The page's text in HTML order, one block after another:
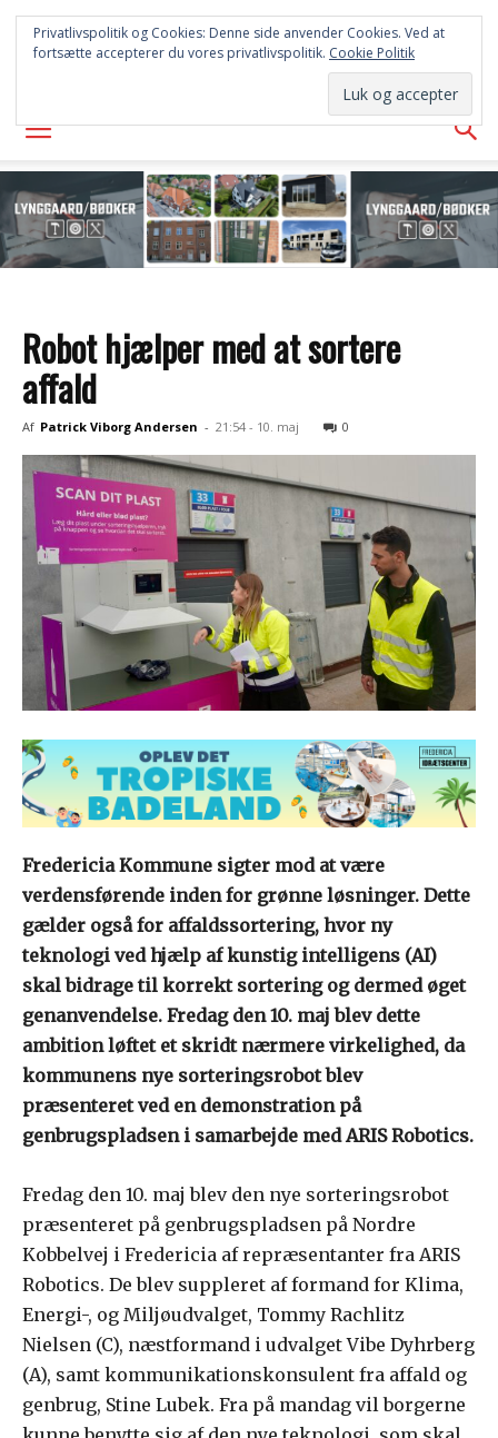
FREDERICIA
AVISEN
Robot hjælper med at sortere
affald
Af Patrick Viborg Andersen - 21:54 - 10. maj 0
Fredericia Kommune sigter mod at være
verdensførende inden for grønne løsninger. Dette
gælder også for affaldssortering, hvor ny
teknologi ved hjælp af kunstig intelligens (AI)
skal bidrage til korrekt sortering og dermed øget
genanvendelse. Fredag den 10. maj blev dette
ambition løftet et skridt nærmere virkelighed, da
kommunens nye sorteringsrobot blev
præsenteret ved en demonstration på
genbrugspladsen i samarbejde med ARIS Robotics.
Fredag den 10. maj blev den nye sorteringsrobot
præsenteret på genbrugspladsen på Nordre
Kobbelvej i Fredericia af repræsentanter fra ARIS
Robotics. De blev suppleret af formand for Klima,
Energi-, og Miljøudvalget, Tommy Rachlitz
Nielsen (C), næstformand i udvalget Vibe Dyhrberg
(A), samt kommunikationskonsulent fra affald og
genbrug, Stine Lubek. Fra på mandag vil borgerne
Privatlivspolitik og Cookies: Denne side anvender Cookies. Ved at
fortsætte accepterer du vores privatlivspolitik. Cookie Politik